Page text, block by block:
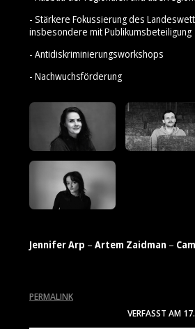
- Stärkere Fokussierung des
insbesondere mit Publikumsbeteiligung
- Antidiskriminierungsworkshops
- Nachwuchsförderung
Jennifer Arp – Artem Zaidman –
VERFASST AM
PERMALINK